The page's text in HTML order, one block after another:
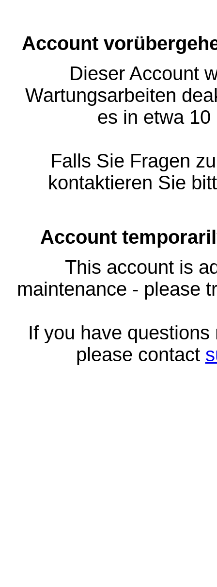
Account
Dieser Account
Wartungsarbeiten
es in etwa
Falls Sie Fragen
kontaktieren Sie
Account
This account is
maintenance - please
If you have
please contact